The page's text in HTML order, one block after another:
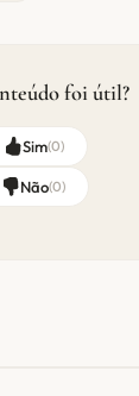
foi útil?
Sim(0)
Não(0)